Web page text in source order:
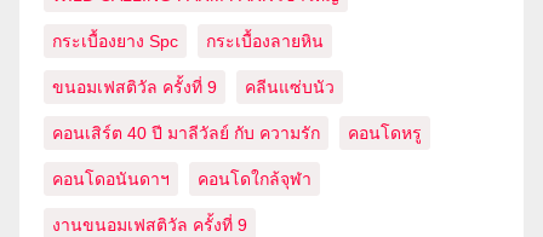
กระเบื้องยาง Spc กระเบื้องลายหิน
ขนอมเฟสติวัล ครั้งที่ 9 คลีนแซ่บนัว
คอนเสิร์ต 40 ปี มาลีวัลย์ กับ ความรัก คอนโดหรู
คอนโดอนันดาฯ คอนโดใกล้จุฬา
งานขนอมเฟสติวัล ครั้งที่ 9